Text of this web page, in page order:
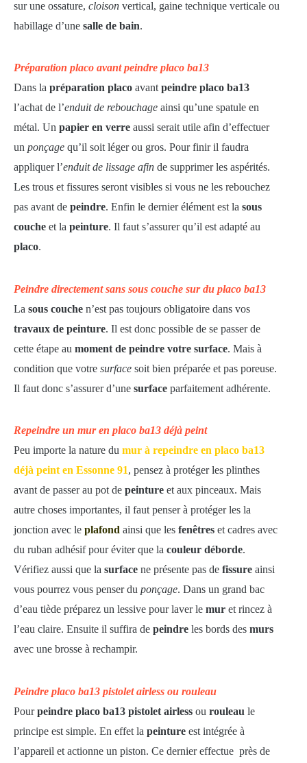
sur une ossature, cloison vertical, gaine technique verticale ou
habillage d’une salle de bain.
Préparation placo avant peindre placo ba13
Dans la préparation placo avant peindre placo ba13
l’achat de l’enduit de rebouchage ainsi qu’une spatule en
métal. Un papier en verre aussi serait utile afin d’effectuer
un ponçage qu’il soit léger ou gros. Pour finir il faudra
appliquer l’enduit de lissage afin de supprimer les aspérités.
Les trous et fissures seront visibles si vous ne les rebouchez
pas avant de peindre. Enfin le dernier élément est la sous
couche et la peinture. Il faut s’assurer qu’il est adapté au
placo.
Peindre directement sans sous couche sur du placo ba13
La sous couche n’est pas toujours obligatoire dans vos
travaux de peinture. Il est donc possible de se passer de
cette étape au moment de peindre votre surface. Mais à
condition que votre surface soit bien préparée et pas poreuse.
Il faut donc s’assurer d’une surface parfaitement adhérente.
Repeindre un mur en placo ba13 déjà peint
Peu importe la nature du mur à repeindre en placo ba13
déjà peint en Essonne 91, pensez à protéger les plinthes
avant de passer au pot de peinture et aux pinceaux. Mais
autre choses importantes, il faut penser à protéger les la
jonction avec le plafond ainsi que les fenêtres et cadres avec
du ruban adhésif pour éviter que la couleur déborde.
Vérifiez aussi que la surface ne présente pas de fissure ainsi
vous pourrez vous penser du ponçage. Dans un grand bac
d’eau tiède préparez un lessive pour laver le mur et rincez à
l’eau claire. Ensuite il suffira de peindre les bords des murs
avec une brosse à rechampir.
Peindre placo ba13 pistolet airless ou rouleau
Pourpeindre placo ba13 pistolet airless ou rouleau le
principe est simple. En effet la peinture est intégrée à
l’appareil et actionne un piston. Ce dernier effectue près de